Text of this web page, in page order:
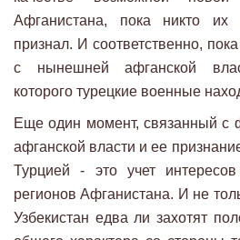
Афганистана, пока никто
признал. И соответственно,
с нынешней афганской
которого турецкие военные
Еще один момент, связанный с
афганской власти и ее
Турцией - это учет
регионов Афганистана. И не
Узбекистан едва ли захотят